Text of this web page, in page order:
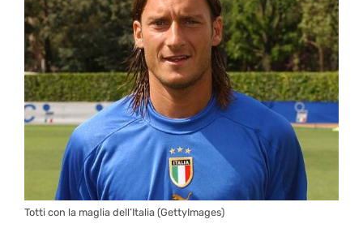
Totti con la maglia dell’Italia (GettyImages)